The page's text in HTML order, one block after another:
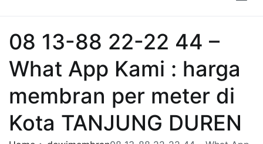
08 13-88 22-22 44 –
What App Kami : harga
membran per meter di
Kota TANJUNG DUREN